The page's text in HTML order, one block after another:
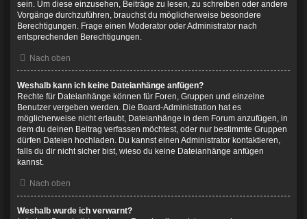
sein. Um diese einzusehen, Beiträge zu lesen, zu schreiben oder andere
Vorgänge durchzuführen, brauchst du möglicherweise besondere
Berechtigungen. Frage einen Moderator oder Administrator nach
entsprechenden Berechtigungen.
Nach oben
Weshalb kann ich keine Dateianhänge anfügen?
Rechte für Dateianhänge können für Foren, Gruppen und einzelne
Benutzer vergeben werden. Die Board-Administration hat es
möglicherweise nicht erlaubt, Dateianhänge in dem Forum anzufügen, in
dem du deinen Beitrag verfassen möchtest, oder nur bestimmte Gruppen
dürfen Dateien hochladen. Du kannst einen Administrator kontaktieren,
falls du dir nicht sicher bist, wieso du keine Dateianhänge anfügen
kannst.
Nach oben
Weshalb wurde ich verwarnt?